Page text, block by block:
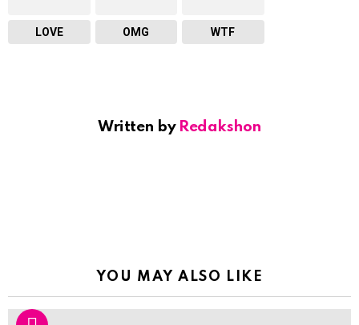
LOVE OMG WTF
Written by Redakshon
YOU MAY ALSO LIKE